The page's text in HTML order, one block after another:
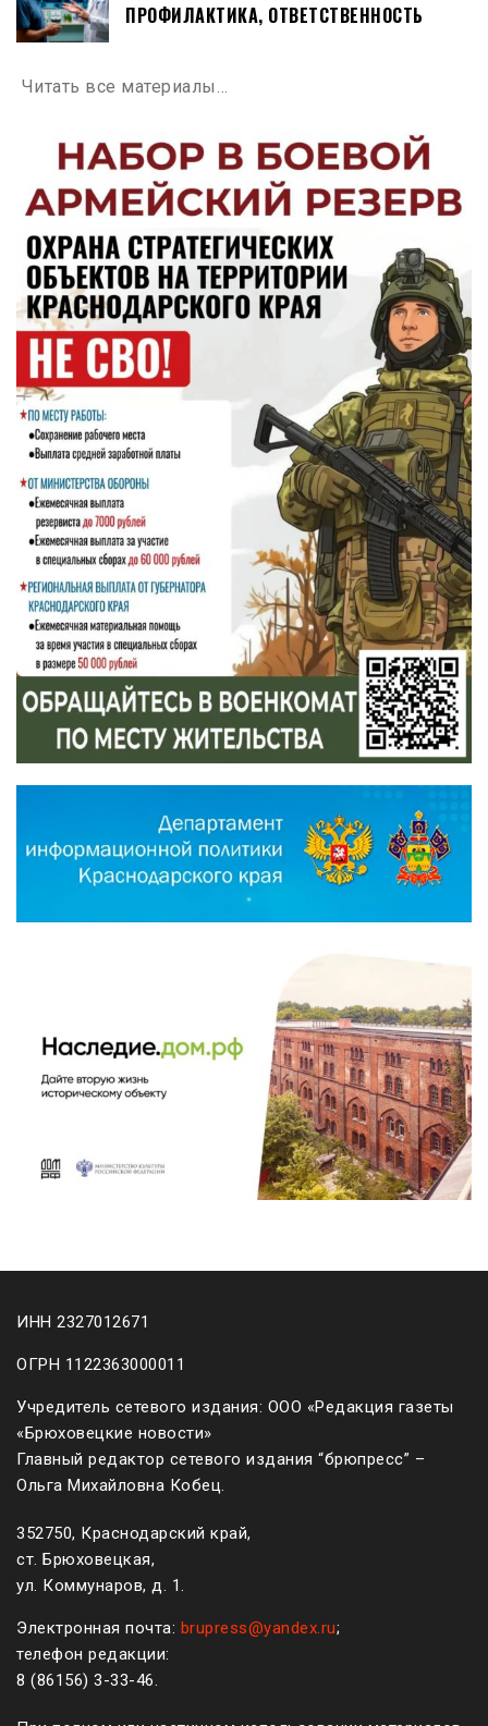
ПРОФИЛАКТИКА, ОТВЕТСТВЕННОСТЬ
Читать все материалы…
ИНН 2327012671
ОГРН 1122363000011
Учредитель сетевого издания: ООО «Редакция газеты
«Брюховецкие новости»
Главный редактор сетевого издания “брюпресс” –
Ольга Михайловна Кобец.
352750, Краснодарский край,
ст. Брюховецкая,
ул. Коммунаров, д. 1.
Электронная почта: brupress@yandex.ru;
телефон редакции:
8 (861 56) 3-33-46.